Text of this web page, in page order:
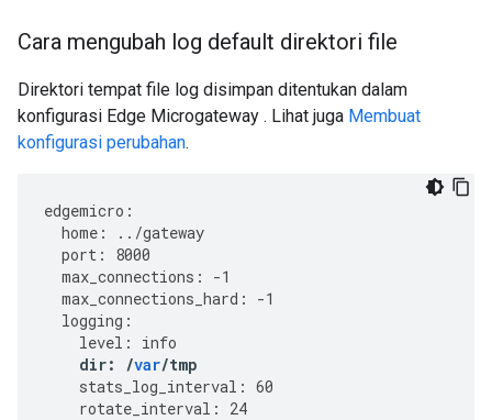
Cara mengubah log default direktori file
Direktori tempat file log disimpan ditentukan dalam
konfigurasi Edge Microgateway . Lihat juga Membuat
konfigurasi perubahan.
edgemicro :
home : ../gateway
port :
8000
max_connections : -1
max_connections_hard : -1
logging :
level :
info
dir: /var/tmp
stats_log_interval : 60
rotate_interval : 24